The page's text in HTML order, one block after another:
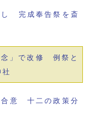
し 完成奉告祭を斎
念」で改修 例祭と
合意 十二の政策分